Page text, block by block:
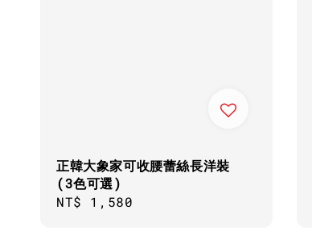
正韓大象家可收腰蕾絲長洋裝
(3色可選)
Regular
NT$ 1,580